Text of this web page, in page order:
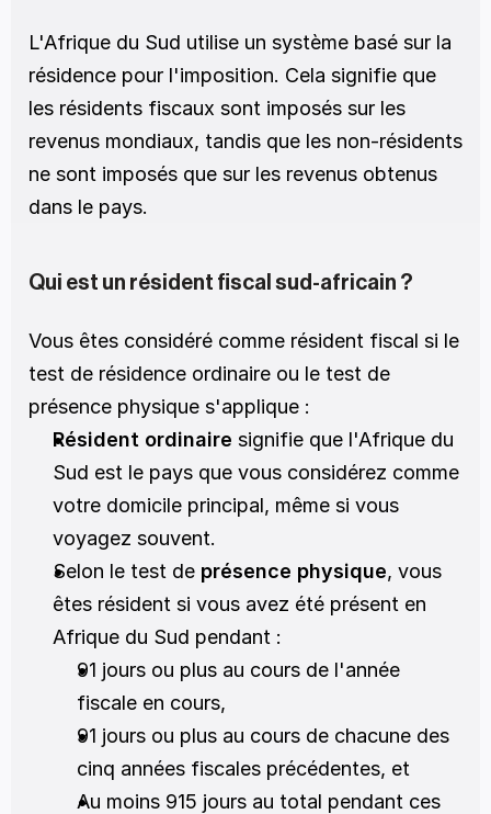
L'Afrique du Sud utilise un système basé sur la
résidence pour l'imposition. Cela signifie que
les résidents fiscaux sont imposés sur les
revenus mondiaux, tandis que les non-résidents
ne sont imposés que sur les revenus obtenus
dans le pays.
Qui est un résident fiscal sud-africain ?
Vous êtes considéré comme résident fiscal si le
test de résidence ordinaire ou le test de
présence physique s'applique :
Résident ordinaire signifie que l'Afrique du
Sud est le pays que vous considérez comme
votre domicile principal, même si vous
voyagez souvent.
Selon le test de présence physique, vous
êtes résident si vous avez été présent en
Afrique du Sud pendant :
91 jours ou plus au cours de l'année
fiscale en cours,
91 jours ou plus au cours de chacune des
cinq années fiscales précédentes, et
Au moins 915 jours au total pendant ces